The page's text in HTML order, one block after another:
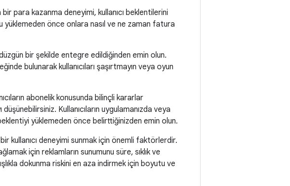
para kazanma deneyimi, kullanıcı beklentilerini
yüklemeden önce onlara nasıl ve ne zaman fatura
bir şekilde entegre edildiğinden emin olun.
bulunarak kullanıcıları şaşırtmayın veya oyun
abonelik konusunda bilinçli kararlar
Kullanıcıların uygulamanızda veya
yüklemeden önce belirttiğinizden emin olun.
kullanıcı deneyimi sunmak için önemli faktörlerdir.
için reklamların sunumunu süre, sıklık ve
dokunma riskini en aza indirmek için boyutu ve